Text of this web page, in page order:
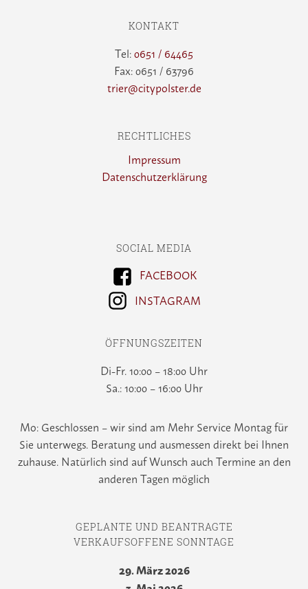
KONTAKT
Tel:0651 / 64465
Fax: 0651 / 63796
trier@citypolster.de
RECHTLICHES
Impressum
Datenschutzerklärung
SOCIAL MEDIA
FACEBOOK
INSTAGRAM
ÖFFNUNGSZEITEN
Di-Fr. 10:00 – 18:00 Uhr
Sa.: 10:00 – 16:00 Uhr
Mo: Geschlossen – wir sind am Mehr Service Montag für
Sie unterwegs. Beratung und ausmessen direkt bei Ihnen
zuhause. Natürlich sind auf Wunsch auch Termine an den
anderen Tagen möglich
GEPLANTE UND BEANTRAGTE
VERKAUFSOFFENE SONNTAGE
29. März 2026